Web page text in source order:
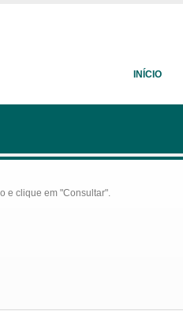
INÍCIO
e clique em "Consultar".